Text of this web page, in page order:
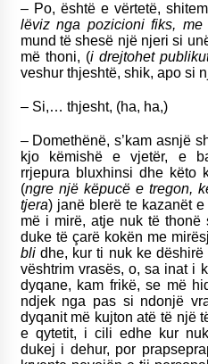
– Po, është e vërtetë,
lëviz nga pozicioni fiks,
mund të shesë një njeri si
më thoni, (i drejtohet
veshur thjeshtë, shik, apo si
– Si,… thjesht, (ha, ha,)
– Domethënë, s’kam asnjë
kjo këmishë e vjetër, e
rrjepura bluxhinsi dhe këto
(ngre një këpucë e tregon,
tjera) janë blerë te kazanët
më i mirë, atje nuk të thonë
duke të çarë kokën me
bli dhe, kur ti nuk ke
vështrim vrasës, o, sa inat i
dyqane, kam frikë, se më
ndjek nga pas si ndonjë
dyqanit më kujton atë të një
e qytetit, i cili edhe kur
dukej i dehur, por